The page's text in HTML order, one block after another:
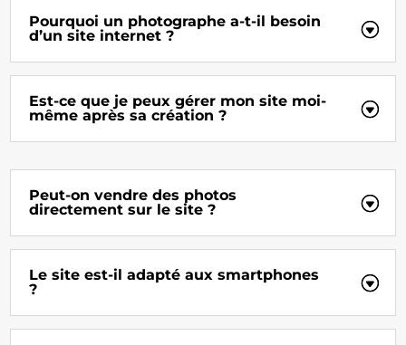
Pourquoi un photographe a-t-il besoin
d’un site internet ?
Est-ce que je peux gérer mon site moi-
même après sa création ?
Peut-on vendre des photos
directement sur le site ?
Le site est-il adapté aux smartphones
?